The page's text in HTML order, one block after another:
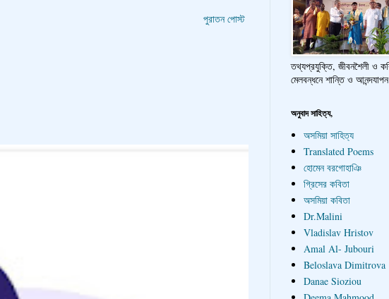
পুরাতন পোস্ট
তথ্যপ্রযুক্তি, জীবনশৈলী ও
মেলবন্ধনে শান্তি ও আনন্দযাপন
অনুবাদ সাহিত্য,
অসমিয়া সাহিত্য
Translated Poems
হোমেন বরগোহাঞি
গ্রিসের কবিতা
অসমিয়া কবিতা
Dr.Malini
Vladislav Hristov
Amal Al- Jubouri
Beloslava Dimitrova
Danae Sioziou